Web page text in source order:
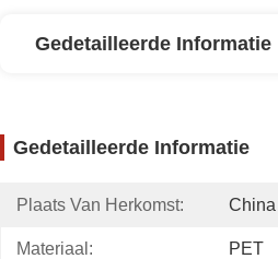
Gedetailleerde Informatie
Gedetailleerde Informatie
Plaats Van Herkomst: China
Materiaal: PET